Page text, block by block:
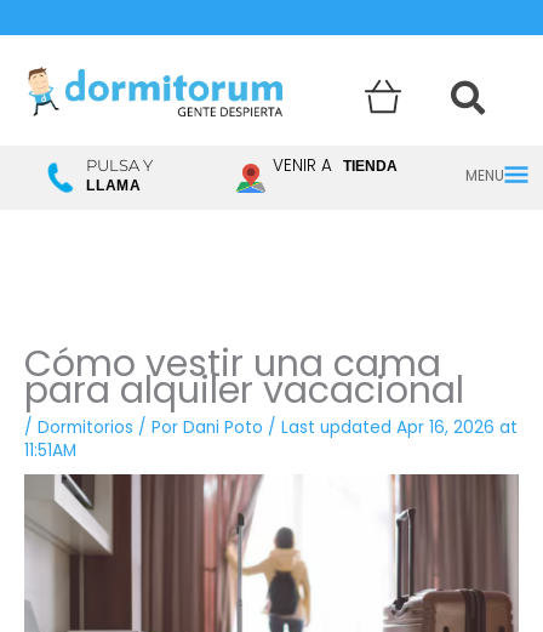
Menú
PULSA Y
LLAMA
VENIR A TIENDA
Cómo vestir una cama
para alquiler vacacional
/ Dormitorios / Por Dani Poto / Last updated Apr 16, 2026 at
11:51AM